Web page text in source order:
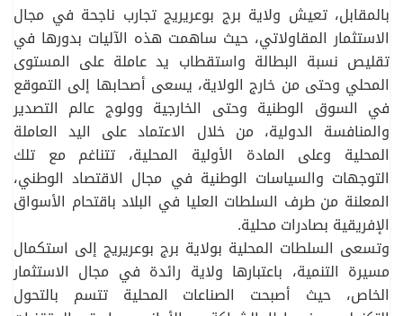
بالمقابل، تعيش ولاية برج بوعريريج تجارب ناجحة في مجال
الاستثمار المقاولاتي، حيث ساهمت هذه الآليات بدورها في
تقليص نسبة البطالة واستقطاب يد عاملة على المستوى
المحلي وحتى من خارج الولاية، يسعى أصحابها إلى التموقع
في السوق الوطنية وحتى الخارجية وولوج عالم التصدير
والمنافسة الدولية، من خلال الاعتماد على اليد العاملة
المحلية وعلى المادة الأولية المحلية، تتناغم مع تلك
التوجهات والسياسات الوطنية في مجال الاقتصاد الوطني،
المعلنة من طرف السلطات العليا في البلاد باقتحام الأسواق
الإفريقية بصادرات محلية.
وتسعى السلطات المحلية بولاية برج بوعريريج إلى استكمال
مسيرة التنمية، باعتبارها ولاية رائدة في مجال الاستثمار
الخاص، حيث أصبحت الصناعات المحلية تتسم بالتحول